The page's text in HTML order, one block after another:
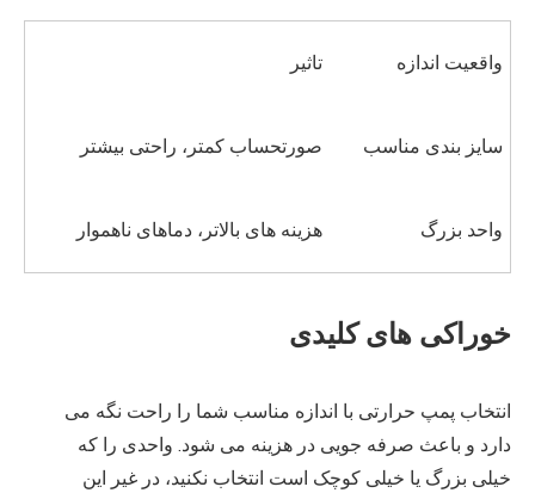
واقعیت اندازه تاثیر
سایز بندی مناسب صورتحساب کمتر، راحتی بیشتر
واحد بزرگ هزینه های بالاتر، دماهای ناهموار
خوراکی های کلیدی
انتخاب پمپ حرارتی با اندازه مناسب شما را راحت نگه می
دارد و باعث صرفه جویی در هزینه می شود. واحدی را که
خیلی بزرگ یا خیلی کوچک است انتخاب نکنید، در غیر این